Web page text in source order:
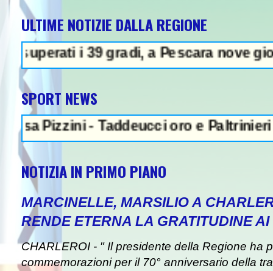
ULTIME NOTIZIE DALLA REGIONE
i 39 gradi, a Pescara nove giorni di
SPORT NEWS
- Taddeucci oro e Paltrinieri
NOTIZIA IN PRIMO PIANO
MARCINELLE, MARSILIO A
RENDE ETERNA LA GRATITUDINE
CHARLEROI - " Il presidente della Regione ha
commemorazioni per il 70° anniversario della